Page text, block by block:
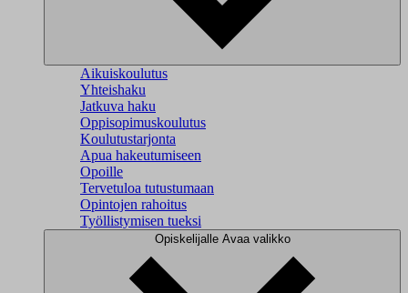
Aikuiskoulutus
Yhteishaku
Jatkuva haku
Oppisopimuskoulutus
Koulutustarjonta
Apua hakeutumiseen
Opoille
Tervetuloa tutustumaan
Opintojen rahoitus
Työllistymisen tueksi
Opiskelijalle Avaa valikko